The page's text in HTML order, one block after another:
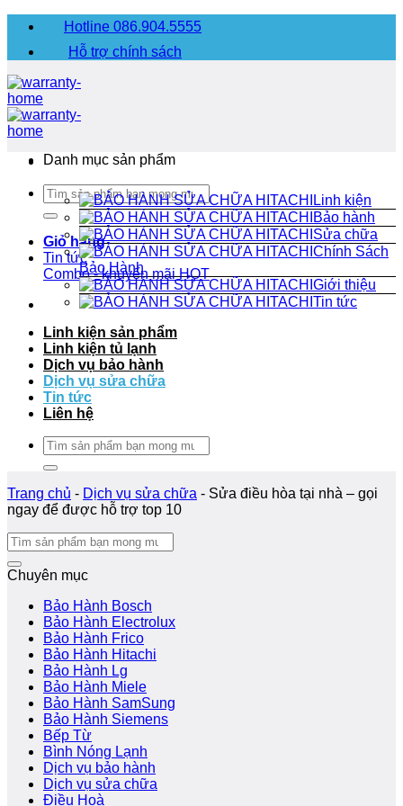
Hotline 086.904.5555
Hỗ trợ chính sách
Tìm
kiếm:
Giỏ hàng
Tin tức
Combo - khuyến mãi HOT
Danh mục sản phẩm
Linh kiện
Bảo hành
Sửa chữa
Chính Sách
Bảo Hành
Giới thiệu
Tin tức
Linh kiện sản phẩm
Linh kiện tủ lạnh
Dịch vụ bảo hành
Dịch vụ sửa chữa
Tin tức
Liên hệ
Tìm
kiếm:
Trang chủ - Dịch vụ sửa chữa - Sửa điều hòa tại nhà – gọi
ngay để được hỗ trợ top 10
Chuyên mục
Bảo Hành Bosch
Bảo Hành Electrolux
Bảo Hành Frico
Bảo Hành Hitachi
Bảo Hành Lg
Bảo Hành Miele
Bảo Hành SamSung
Bảo Hành Siemens
Bếp Từ
Bình Nóng Lạnh
Dịch vụ bảo hành
Dịch vụ sửa chữa
Điều Hoà